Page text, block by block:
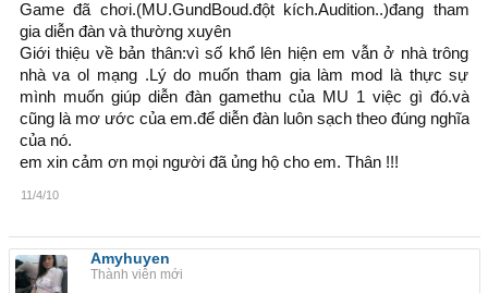
Game đã chơi.(MU.GundBoud.đột kích.Audition..)đang tham
gia diễn đàn và thường xuyên
Giới thiệu về bản thân:vì số khổ lên hiện em vẫn ở nhà trông
nhà va ol mạng .Lý do muốn tham gia làm mod là thực sự
mình muốn giúp diễn đàn gamethu của MU 1 việc gì đó.và
cũng là mơ ước của em.để diễn đàn luôn sạch theo đúng nghĩa
của nó.
em xin cảm ơn mọi người đã ủng hộ cho em. Thân !!!
11/4/10
Amyhuyen
Thành viên mới